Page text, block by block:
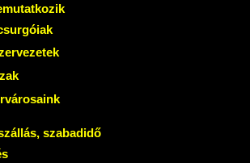
szabadidő